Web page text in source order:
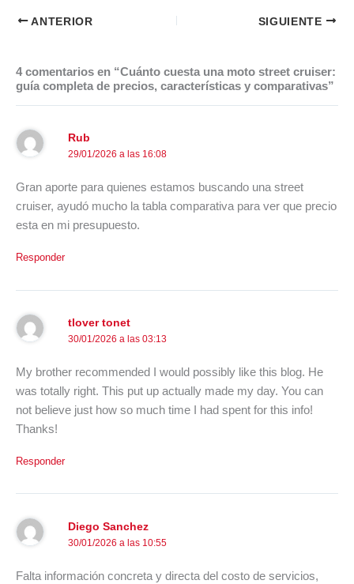
ANTERIOR SIGUIENTE
4 comentarios en “Cuánto cuesta una moto street cruiser:
guía completa de precios, características y comparativas”
Rub
29/01/2026 a las 16:08
Gran aporte para quienes estamos buscando una street
cruiser, ayudó mucho la tabla comparativa para ver que precio
esta en mi presupuesto.
Responder
tlover tonet
30/01/2026 a las 03:13
My brother recommended I would possibly like this blog. He
was totally right. This put up actually made my day. You can
not believe just how so much time I had spent for this info!
Thanks!
Responder
Diego Sanchez
30/01/2026 a las 10:55
Falta información concreta y directa del costo de servicios,